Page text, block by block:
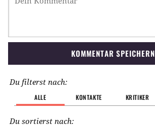
KOMMENTAR SPEICHERN
Du filterst nach:
ALLE KONTAKTE KRITIKER
Du sortierst nach: